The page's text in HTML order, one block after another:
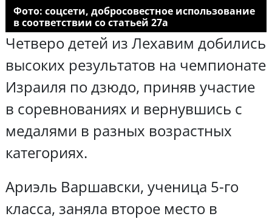
Фото: соцсети, добросовестное использование
в соответствии со статьей 27а
Четверо детей из Лехавим добились
высоких результатов на чемпионате
Израиля по дзюдо, приняв участие
в соревнованиях и вернувшись с
медалями в разных возрастных
категориях.
Ариэль Варшавски, ученица 5-го
класса, заняла второе место в